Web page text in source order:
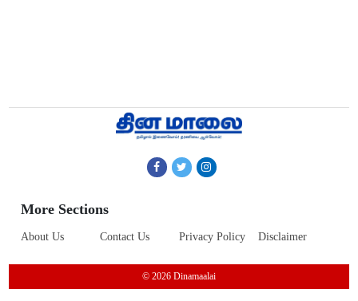
More Sections
About Us Contact Us Privacy Policy Disclaimer
© 2026 Dinamaalai